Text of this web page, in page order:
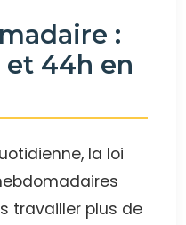
:
et 44h en
la loi
travailler plus de